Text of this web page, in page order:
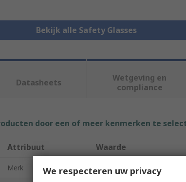
Bekijk alle Safety Glasses
Datasheets
Wetgeving en
compliance
door een of meer kenmerken te
Attribuut Waarde
Merk 3M
We respecteren uw privacy